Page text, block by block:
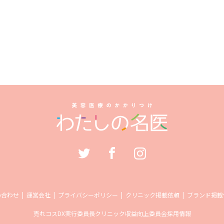
わせ 運営会社 プライバシーポリシー クリニック掲載依頼 ブランド掲
売れコスDX実行委員長クリニック収益向上委員会採用情報